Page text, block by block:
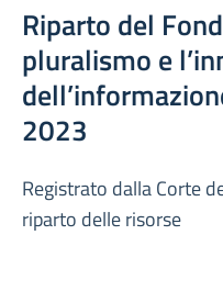
Riparto del
pluralismo e
2023
Registrato dalla Corte
riparto delle risorse